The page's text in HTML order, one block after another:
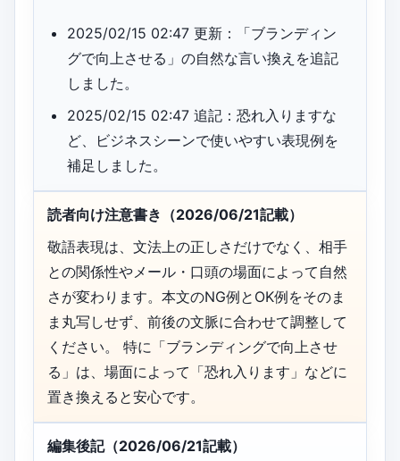
2025/02/15 02:47 更新：「ブランディン
グで向上させる」の自然な言い換えを追記
しました。
2025/02/15 02:47 追記：恐れ入りますな
ど、ビジネスシーンで使いやすい表現例を
補足しました。
読者向け注意書き（2026/06/21記載）
敬語表現は、文法上の正しさだけでなく、相手
との関係性やメール・口頭の場面によって自然
さが変わります。本文のNG例とOK例をそのま
ま丸写しせず、前後の文脈に合わせて調整して
ください。 特に「ブランディングで向上させ
る」は、場面によって「恐れ入ります」などに
置き換えると安心です。
編集後記（2026/06/21記載）